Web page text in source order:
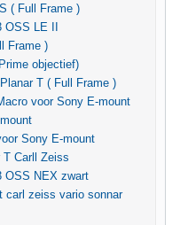
( Full Frame )
LE II
Frame )
objectief)
T ( Full Frame )
voor Sony E-mount
Sony E-mount
Carll Zeiss
OSS NEX zwart
carl zeiss vario sonnar